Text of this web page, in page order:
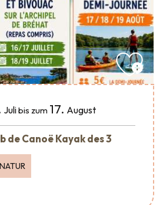
Julibis zum 17. August
de Canoë Kayak des 3